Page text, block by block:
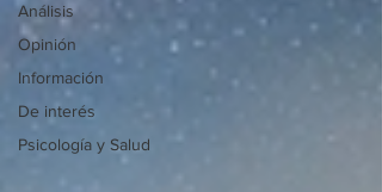
Análisis
Opinión
Información
De interés
Psicología y Salud